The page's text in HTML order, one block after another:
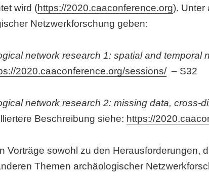
wird (https://2020.caaconference.org). Unter
Netzwerkforschung geben:
network research 1: spatial and temporal
2020.caaconference.org/sessions/– S32
network research 2: missing data, cross-
Beschreibung siehe: https://
Vorträge sowohl zu den Herausforderungen,
Themen archäologischer